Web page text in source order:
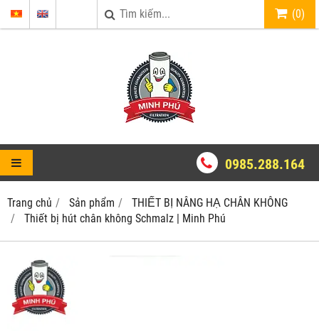
(0)
0985.288.164
Trang chủ Sản phẩm
THIẾT BỊ NÂNG HẠ CHÂN KHÔNG
Thiết bị hút chân không Schmalz | Minh Phú